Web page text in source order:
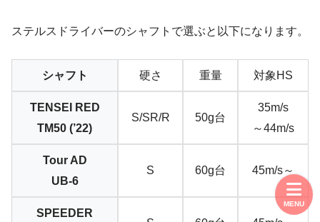
ステルスドライバーのシャフトで選ぶと以下になります。
シャフト 硬さ 重量 対象HS
TENSEI RED
TM50 (’22)
S/SR/R 50g台
35m/s
～44m/s
Tour AD
UB-6
S 60g台 45m/s～
SPEEDER
MENU